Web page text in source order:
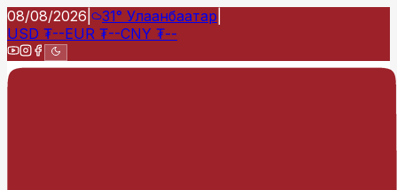
08/08/2026 31° Улаанбаатар
USD ₮--EUR ₮--CNY ₮--